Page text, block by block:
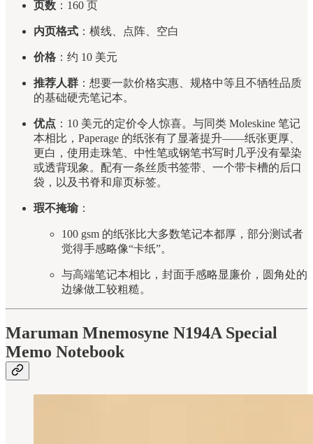
页数 ：160 页
内页格式 ：横线、点阵、空白
价格 ：约 10 美元
推荐人群 ：想要一款价格实惠、规格中等且不牺牲品质
的基础硬壳笔记本。
优点 ：10 美元的定价令人惊喜。与同类 Moleskine 笔记
本相比，Paperage 的纸张有了显著提升——纸张更厚、
更白，使用走珠笔、中性笔或钢笔书写时几乎没有晕染
或透背现象。配有一条丝质书签带、一个带卡槽的后口
袋，以及书脊和扉页标签。
瑕不掩瑜 ：
100 gsm 的纸张比大多数笔记本都厚，部分测试者
觉得手感略像“卡纸”。
与高端笔记本相比，封面手感略显廉价，圆角处的
边缘做工较粗糙。
Maruman Mnemosyne N194A Special
Memo Notebook